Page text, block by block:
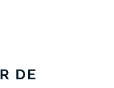
DE